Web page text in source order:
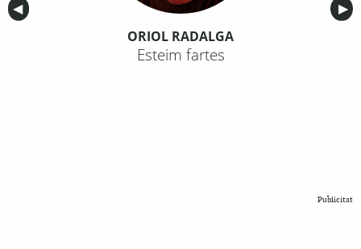
Anterior
◀︎ ▶︎
ORIOL RADALGA
Esteim fartes
Publicitat